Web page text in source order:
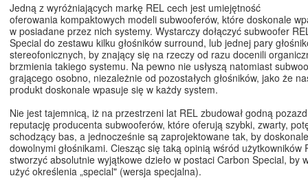
Jedną z wyróżniających markę REL cech jest umiejętność
oferowania kompaktowych modeli subwooferów, które doskonale
w posiadane przez nich systemy. Wystarczy dołączyć subwoofer
Special do zestawu kilku głośników surround, lub jednej pary
stereofonicznych, by znający się na rzeczy od razu docenili
brzmienia takiego systemu. Na pewno nie usłyszą natomiast
grającego osobno, niezależnie od pozostałych głośników, jako że
produkt doskonale wpasuje się w każdy system.
Nie jest tajemnicą, iż na przestrzeni lat REL zbudował godną
reputację producenta subwooferów, które oferują szybki, zwarty,
schodzący bas, a jednocześnie są zaprojektowane tak, by doskonale
dowolnymi głośnikami. Ciesząc się taką opinią wśród użytkowników
stworzyć absolutnie wyjątkowe dzieło w postaci Carbon Special, by
użyć określenia „special" (wersja specjalna).